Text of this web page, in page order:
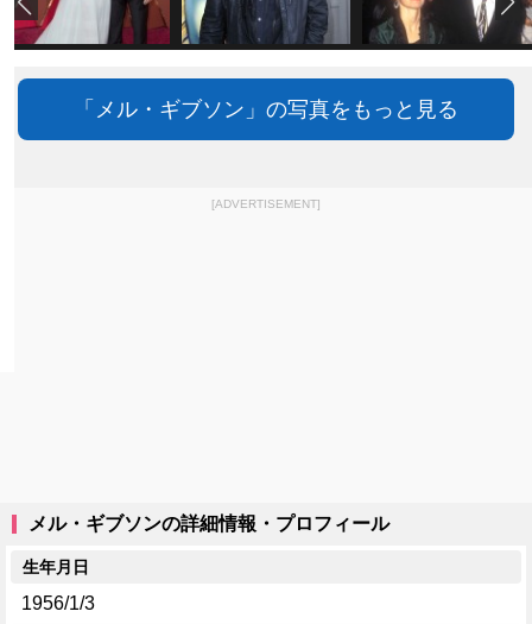
「メル・ギブソン」の写真をもっと見る
[ADVERTISEMENT]
メル・ギブソンの詳細情報・プロフィール
生年月日
1956/1/3